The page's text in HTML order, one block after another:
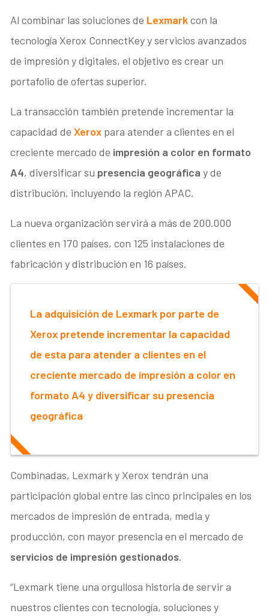
Al combinar las soluciones de Lexmarkcon la
tecnología Xerox ConnectKey y servicios avanzados
de impresión y digitales, el objetivo es crear un
portafolio de ofertas superior.
La transacción también pretende incrementar la
capacidad deXerox para atender a clientes en el
creciente mercado de impresión a color en formato
A4, diversificar su presencia geográfica y de
distribución, incluyendo la región APAC.
La nueva organización servirá a más de 200.000
clientes en 170 países, con 125 instalaciones de
fabricación y distribución en 16 países.
La adquisición de Lexmark por parte de
Xerox pretende incrementar la capacidad
de esta para atender a clientes en el
creciente mercado de impresión a color en
formato A4 y diversificar su presencia
geográfica
Combinadas, Lexmark y Xerox tendrán una
participación global entre las cinco principales en los
mercados de impresión de entrada, media y
producción, con mayor presencia en el mercado de
servicios de impresión gestionados.
“Lexmark tiene una orgullosa historia de servir a
nuestros clientes con tecnología, soluciones y